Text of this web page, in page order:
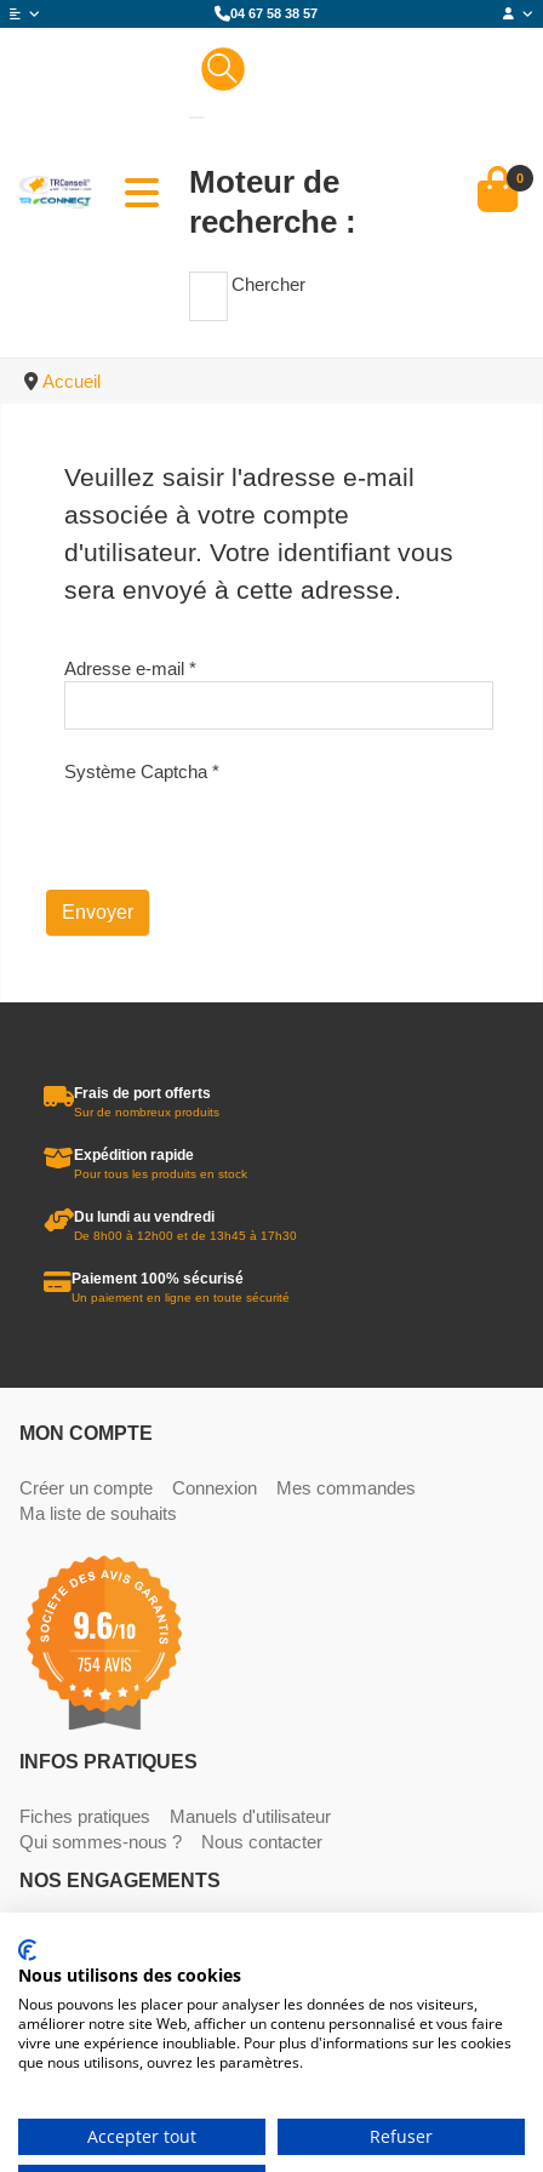
04 67 58 38 57
Moteur de
recherche :
Chercher
0
Accueil
Veuillez saisir l'adresse e-mail
associée à votre compte
d'utilisateur. Votre identifiant vous
sera envoyé à cette adresse.
Adresse e-mail *
Système Captcha *
Envoyer
Frais de port offerts
Sur de nombreux produits
Expédition rapide
Pour tous les produits en stock
Du lundi au vendredi
De 8h00 à 12h00 et de 13h45 à 17h30
Paiement 100% sécurisé
Un paiement en ligne en toute sécurité
MON COMPTE
Créer un compte Connexion
Mes commandes
Ma liste de souhaits
9.6/10
754 AVIS
INFOS PRATIQUES
Fiches pratiques
Manuels d'utilisateur
Qui sommes-nous ?
Nous contacter
NOS ENGAGEMENTS
Livraisons
NOS COORDONNÉES
530 avenue du Roucagnier , 34400 Lunel-Viel
04 67 58 38 57
Du lundi au vendredi, 8h00 - 12h00 / 13h45 à 17h30
Nous utilisons des cookies
Nous pouvons les placer pour analyser les données de nos visiteurs,
améliorer notre site Web, afficher un contenu personnalisé et vous faire
vivre une expérience inoubliable. Pour plus d'informations sur les cookies
que nous utilisons, ouvrez les paramètres.
Accepter tout
Refuser